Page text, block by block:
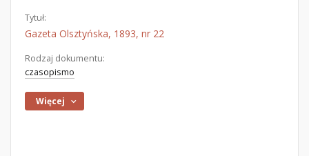
Tytuł:
Gazeta Olsztyńska, 1893, nr 22
Rodzaj dokumentu:
czasopismo
Więcej